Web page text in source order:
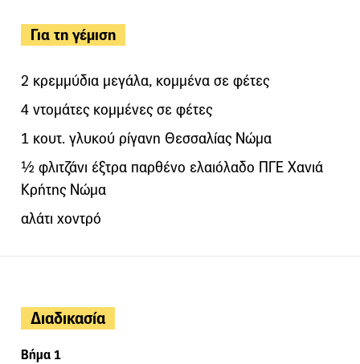
Για τη γέμιση
2 κρεμμύδια μεγάλα, κομμένα σε φέτες
4 ντομάτες κομμένες σε φέτες
1 κουτ. γλυκού ρίγανη Θεσσαλίας Νώμα
½ φλιτζάνι έξτρα παρθένο ελαιόλαδο ΠΓΕ Χανιά
Κρήτης Νώμα
αλάτι χοντρό
Διαδικασία
Βήμα 1